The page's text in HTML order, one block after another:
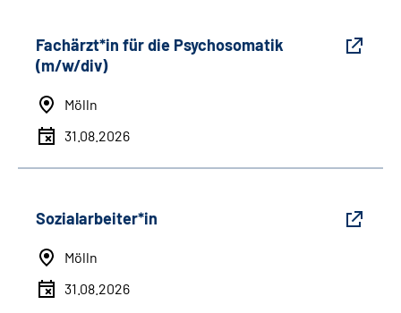
Fachärzt*in für die Psychosomatik
(m/w/div)
Mölln
31.08.2026
Sozialarbeiter*in
Mölln
31.08.2026